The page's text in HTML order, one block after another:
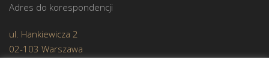
Adres do korespondencji
ul. Hankiewicza 2
02-103 Warszawa